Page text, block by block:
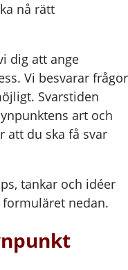
nå rätt
dig att ange
Vi besvarar frågor
Svarstiden
art och
att du ska få svar
tankar och idéer
nedan.